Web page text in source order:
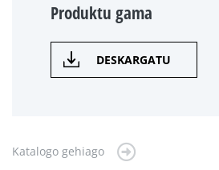
Produktu gama
DESKARGATU
Katalogo gehiago